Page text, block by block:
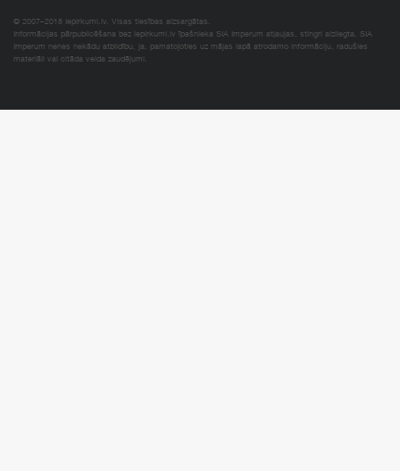
© 2007–2018 Iepirkumi.lv. Visas tiesības aizsargātas.
Informācijas pārpublicēšana bez iepirkumi.lv īpašnieka SIA Imperum atļaujas, stingri aizliegta. SIA
Imperum nenes nekādu atbildību, ja, pamatojoties uz mājas lapā atrodamo informāciju, radušies
materiāli vai citāda veida zaudējumi.